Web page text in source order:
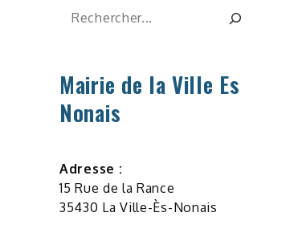
Rechercher
Mairie de la Ville Es
Nonais
Adresse :
15 Rue de la Rance
35430 La Ville-Ès-Nonais